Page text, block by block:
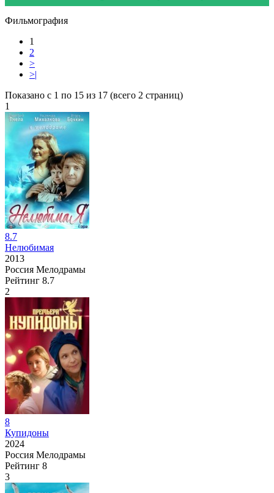
Фильмография
1
2
>
>|
Показано с 1 по 15 из 17 (всего 2 страниц)
1
8.7
Нелюбимая
2013
Россия Мелодрамы
Рейтинг 8.7
2
8
Купидоны
2024
Россия Мелодрамы
Рейтинг 8
3